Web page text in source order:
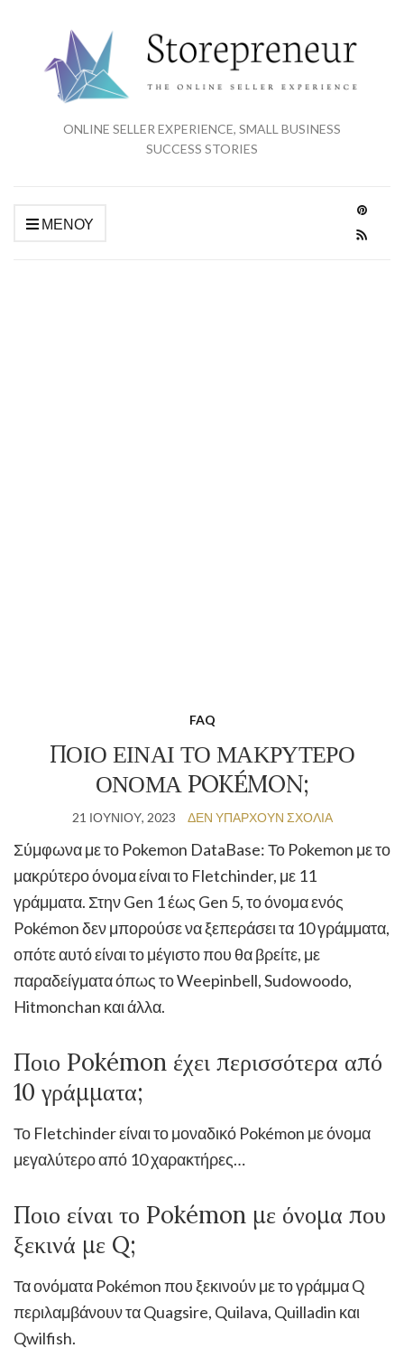
ONLINE SELLER EXPERIENCE, SMALL BUSINESS
SUCCESS STORIES
ΜΕΝΟΎ
FAQ
ΠΟΙΟ ΕΊΝΑΙ ΤΟ ΜΑΚΡΎΤΕΡΟ
ΌΝΟΜΑ POKÉMON;
21 ΙΟΥΝΊΟΥ, 2023 ΔΕΝ ΥΠΆΡΧΟΥΝ ΣΧΌΛΙΑ
Σύμφωνα με το Pokemon DataBase: Το Pokemon με το
μακρύτερο όνομα είναι το Fletchinder, με 11
γράμματα. Στην Gen 1 έως Gen 5, το όνομα ενός
Pokémon δεν μπορούσε να ξεπεράσει τα 10 γράμματα,
οπότε αυτό είναι το μέγιστο που θα βρείτε, με
παραδείγματα όπως το Weepinbell, Sudowoodo,
Hitmonchan και άλλα.
Ποιο Pokémon έχει περισσότερα από
10 γράμματα;
Το Fletchinder είναι το μοναδικό Pokémon με όνομα
μεγαλύτερο από 10 χαρακτήρες…
Ποιο είναι το Pokémon με όνομα που
ξεκινά με Q;
Τα ονόματα Pokémon που ξεκινούν με το γράμμα Q
περιλαμβάνουν τα Quagsire, Quilava, Quilladin και
Qwilfish.